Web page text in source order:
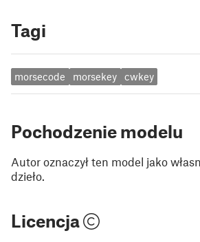
Tagi
morsecode morsekey cwkey
Pochodzenie modelu
Autor oznaczył ten model jako
dzieło.
Licencja